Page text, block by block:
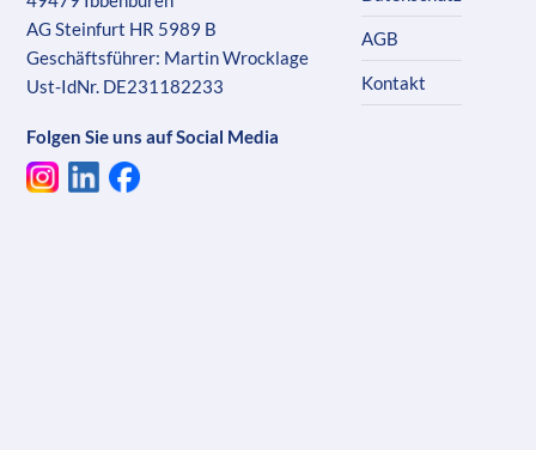
AG Steinfurt HR 5989 B
Geschäftsführer: Martin Wrocklage
Ust-IdNr. DE231182233
Folgen Sie uns auf Social Media
AGB
Kontakt